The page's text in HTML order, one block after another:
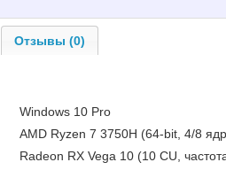
Отзывы (0)
Windows 10 Pro
AMD Ryzen 7 3750H (64-bit, 4/8
Radeon RX Vega 10 (10 CU,